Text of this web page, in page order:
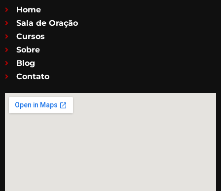
Home
Sala de Oração
Cursos
Sobre
Blog
Contato